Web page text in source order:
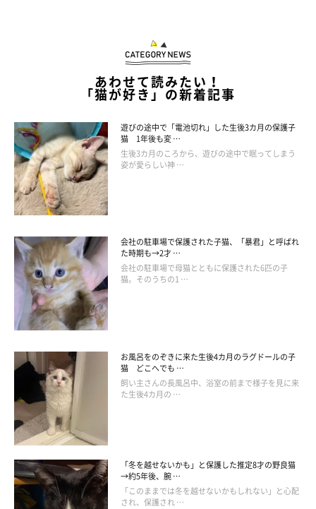
あわせて読みたい！
「猫が好き」の新着記事
遊びの途中で「電池切れ」した生後3カ月の保護子
猫 1年後も変 …
生後3カ月のころから、遊びの途中で眠ってしまう
姿が愛らしい神 …
会社の駐車場で保護された子猫、「暴君」と呼ばれ
た時期も→2才 …
会社の駐車場で母猫とともに保護された6匹の子
猫。そのうちの1 …
お風呂をのぞきに来た生後4カ月のラグドールの子
猫 どこへでも …
飼い主さんの長風呂中、浴室の前まで様子を見に来
た生後4カ月の …
「冬を越せないかも」と保護した推定8才の野良猫
→約5年後、腕 …
「このままでは冬を越せないかもしれない」と心配
され、保護され …